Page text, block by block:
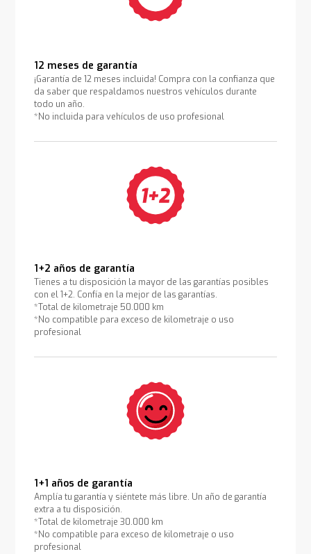
12 meses de garantía
¡Garantía de 12 meses incluida! Compra con la confianza que
da saber que respaldamos nuestros vehículos durante
todo un año.
*No incluida para vehículos de uso profesional
1+2 años de garantía
Tienes a tu disposición la mayor de las garantías posibles
con el 1+2. Confía en la mejor de las garantías.
*Total de kilometraje 50.000 km
*No compatible para exceso de kilometraje o uso
profesional
1+1 años de garantía
Amplía tu garantía y siéntete más libre. Un año de garantía
extra a tu disposición.
*Total de kilometraje 30.000 km
*No compatible para exceso de kilometraje o uso
profesional